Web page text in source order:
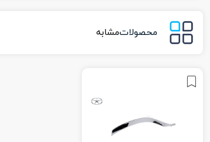
محصولاتمشابه